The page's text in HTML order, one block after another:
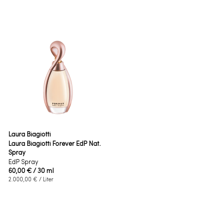
Laura Biagiotti
Laura Biagiotti Forever EdP Nat.
Spray
EdP Spray
60,00 €/ 30 ml
2.000,00 € / Liter